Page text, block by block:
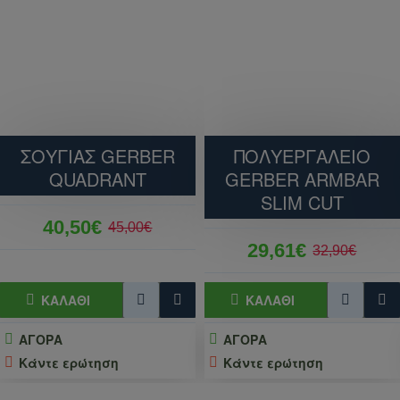
ΣΟΥΓΙΑΣ GERBER
QUADRANT
40,50€ 45,00€
ΚΑΛΆΘΙ
ΑΓΟΡΑ
Κάντε ερώτηση
ΠΟΛΥΕΡΓΑΛΕΙO
GERBER ARMBAR
SLIM CUT
29,61€ 32,90€
ΚΑΛΆΘΙ
ΑΓΟΡΑ
Κάντε ερώτηση